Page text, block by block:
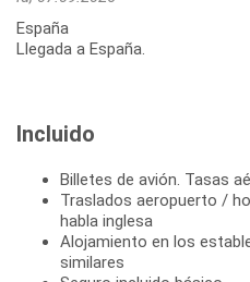
España
Llegada a España.
Incluido
Billetes de avión. Tasas
Traslados aeropuerto /
habla inglesa
Alojamiento en los
similares